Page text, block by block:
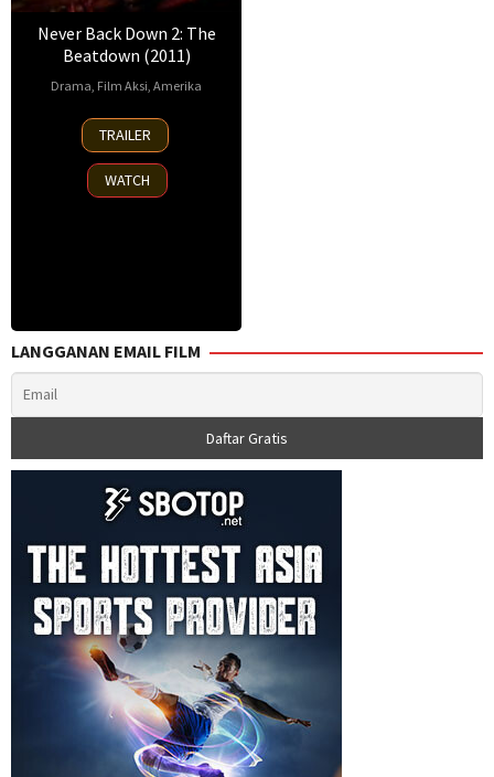
Never Back Down 2: The
Beatdown (2011)
Drama Film Aksi Amerika
13
Sep
2011
Michael
Jai
White
TRAILER
WATCH
LANGGANAN EMAIL FILM